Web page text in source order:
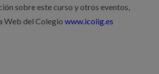
sobre este curso y otros eventos,
Web del Colegio www.icoiig.es